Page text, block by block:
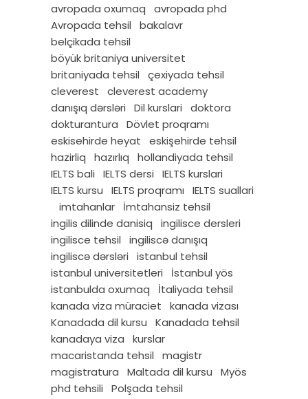
avropada oxumaq
avropada phd
Avropada tehsil
bakalavr
belçikada tehsil
böyük britaniya universitet
britaniyada tehsil
çexiyada tehsil
cleverest
cleverest academy
danışıq dərsləri
Dil kurslari
doktora
dokturantura
Dövlet proqramı
eskisehirde heyat
eskişehirde tehsil
hazirliq
hazırlıq
hollandiyada tehsil
IELTS bali
IELTS dersi
IELTS kurslari
IELTS kursu
IELTS proqramı
IELTS suallari
imtahanlar
İmtahansiz tehsil
ingilis dilinde danisiq
ingilisce dersleri
ingilisce tehsil
ingiliscə danışıq
ingiliscə dərsləri
istanbul tehsil
istanbul universitetleri
İstanbul yös
istanbulda oxumaq
İtaliyada tehsil
kanada viza müraciet
kanada vizası
Kanadada dil kursu
Kanadada tehsil
kanadaya viza
kurslar
macaristanda tehsil
magistr
magistratura
Maltada dil kursu
Myös
phd tehsili
Polşada tehsil